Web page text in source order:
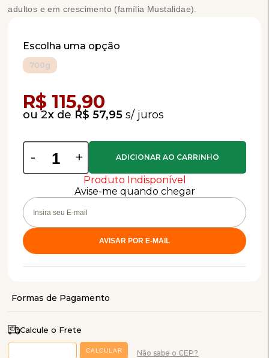
adultos e em crescimento (família Mustalidae).
Escolha uma opção
700g
R$ 115,90
2x de R$ 57,95
- +
Produto Indisponível
Avise-me quando chegar
Calcule o Frete
Não sabe o CEP?